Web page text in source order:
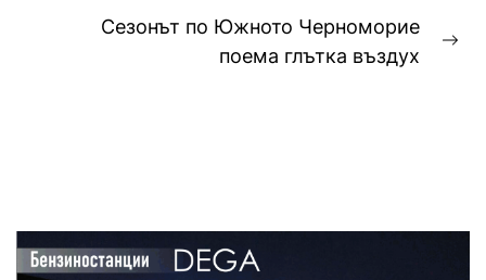
Сезонът по Южното Черноморие
поема глътка въздух